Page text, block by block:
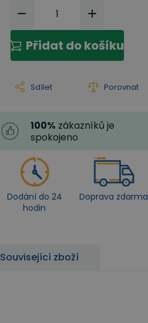
Přidat do košíku
Sdílet Porovnat
100% zákazníků je
spokojeno
Dodání do 24
hodin
Doprava zdarma
Související zboží